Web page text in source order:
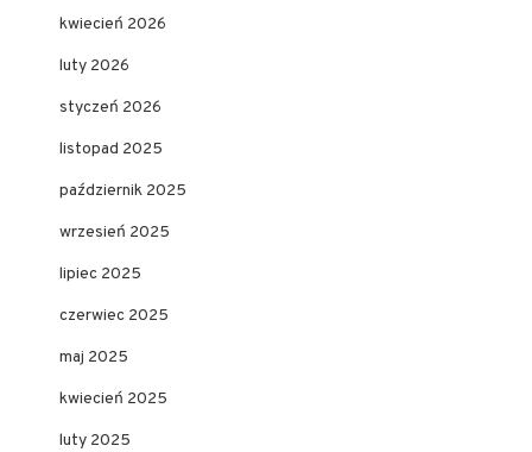
kwiecień 2026
luty 2026
styczeń 2026
listopad 2025
październik 2025
wrzesień 2025
lipiec 2025
czerwiec 2025
maj 2025
kwiecień 2025
luty 2025